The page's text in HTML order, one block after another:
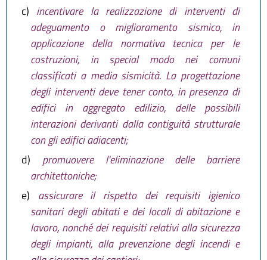
c) incentivare la realizzazione di interventi di
adeguamento o miglioramento sismico, in
applicazione della normativa tecnica per le
costruzioni, in special modo nei comuni
classificati a media sismicità. La progettazione
degli interventi deve tener conto, in presenza di
edifici in aggregato edilizio, delle possibili
interazioni derivanti dalla contiguità strutturale
con gli edifici adiacenti;
d)
promuovere l'eliminazione delle barriere
architettoniche;
e) assicurare il rispetto dei requisiti igienico
sanitari degli abitati e dei locali di abitazione e
lavoro, nonché dei requisiti relativi alla sicurezza
degli impianti, alla prevenzione degli incendi e